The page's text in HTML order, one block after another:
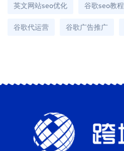
英文网站seo优化 谷歌seo教程
谷歌代运营 谷歌广告推广